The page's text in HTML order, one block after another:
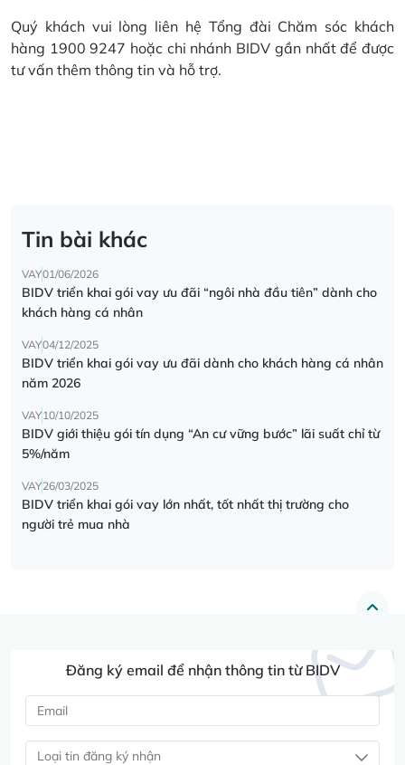
Quý khách vui lòng liên hệ Tổng đài Chăm sóc khách
hàng 1900 9247 hoặc chi nhánh BIDV gần nhất để được
tư vấn thêm thông tin và hỗ trợ.
Tin bài khác
VAY01/06/2026
BIDV triển khai gói vay ưu đãi “ngôi nhà đầu tiên” dành cho
khách hàng cá nhân
VAY04/12/2025
BIDV triển khai gói vay ưu đãi dành cho khách hàng cá nhân
năm 2026
VAY10/10/2025
BIDV giới thiệu gói tín dụng “An cư vững bước” lãi suất chỉ từ
5%/năm
VAY26/03/2025
BIDV triển khai gói vay lớn nhất, tốt nhất thị trường cho
người trẻ mua nhà
Đăng ký email để nhận thông tin từ BIDV
Loại tin đăng ký nhận